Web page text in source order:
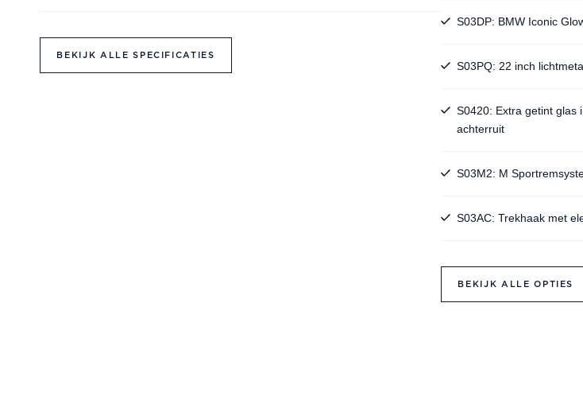
BEKIJK ALLE SPECIFICATIES
S03DP: BMW Iconic
S03PQ: 22 inch
S0420: Extra getint glas
achterruit
S03M2: M
S03AC: Trekhaak met
BEKIJK ALLE OPTIES